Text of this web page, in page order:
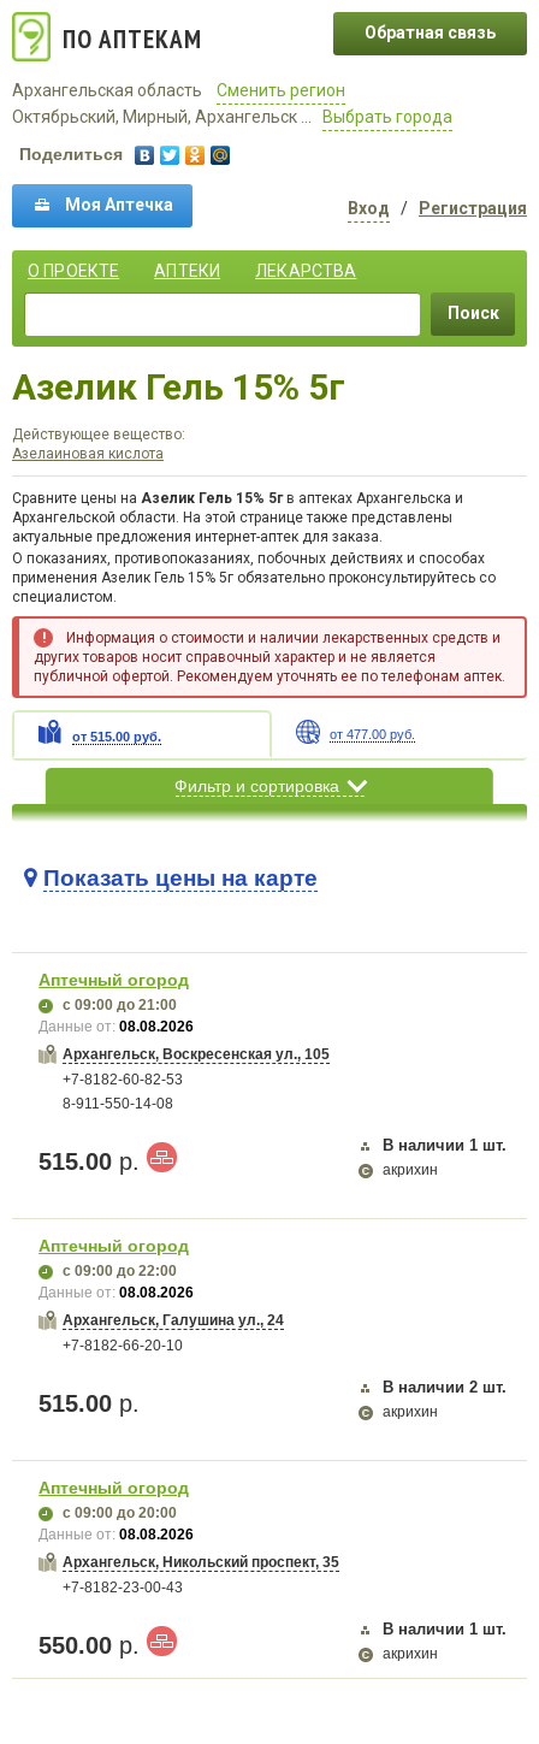
ПО АПТЕКАМ
Архангельская область
Сменить регион
Октябрьский, Мирный, Архангельск ...
Выбрать города
Обратная связь
Поделиться
Моя Аптечка Вход / Регистрация
О ПРОЕКТЕ АПТЕКИ ЛЕКАРСТВА
Поиск
Азелик Гель 15% 5г
Действующее вещество:
Азелаиновая кислота
Сравните цены на Азелик Гель 15% 5гв аптеках Архангельска и
Архангельской области. На этой странице также представлены
актуальные предложения интернет-аптек для заказа.
О показаниях, противопоказаниях, побочных действиях и способах
применения Азелик Гель 15% 5г обязательно проконсультируйтесь со
специалистом.
Информация о стоимости и наличии лекарственных средств и
других товаров носит справочный характер и не является
публичной офертой. Рекомендуем уточнять ее по телефонам аптек.
от 515.00 руб. от 477.00 руб.
Фильтр и сортировка
Карта загружается...
Показать цены на карте
Аптечный огород
с 09:00 до 21:00
Данные от:08.08.2026
Архангельск, Воскресенская ул., 105
+7-8182-60-82-53
8-911-550-14-08
515.00 р.
В наличии 1 шт.
акрихин
Аптечный огород
с 09:00 до 22:00
Данные от:08.08.2026
Архангельск, Галушина ул., 24
+7-8182-66-20-10
515.00 р.
В наличии 2 шт.
акрихин
Аптечный огород
с 09:00 до 20:00
Данные от:08.08.2026
Архангельск, Никольский проспект, 35
+7-8182-23-00-43
550.00 р.
В наличии 1 шт.
акрихин